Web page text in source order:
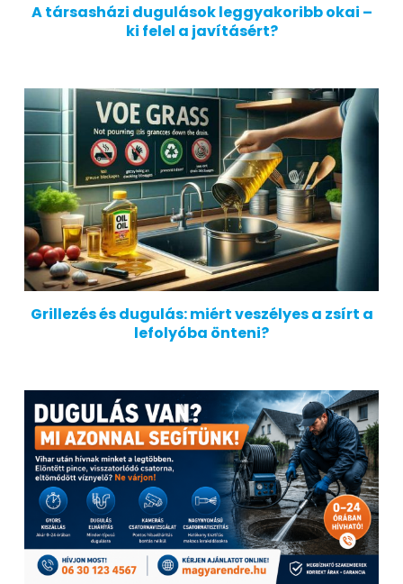
A társasházi dugulások leggyakoribb okai –
ki felel a javításért?
Grillezés és dugulás: miért veszélyes a zsírt a
lefolyóba önteni?